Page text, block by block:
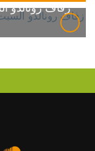
زفاف رونالدو